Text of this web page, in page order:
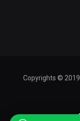
Copyrights ©